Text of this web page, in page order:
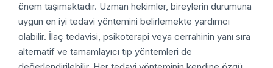
önem taşımaktadır. Uzman hekimler, bireylerin durumuna
uygun en iyi tedavi yöntemini belirlemekte yardımcı
olabilir. İlaç tedavisi, psikoterapi veya cerrahinin yanı sıra
alternatif ve tamamlayıcı tıp yöntemleri de